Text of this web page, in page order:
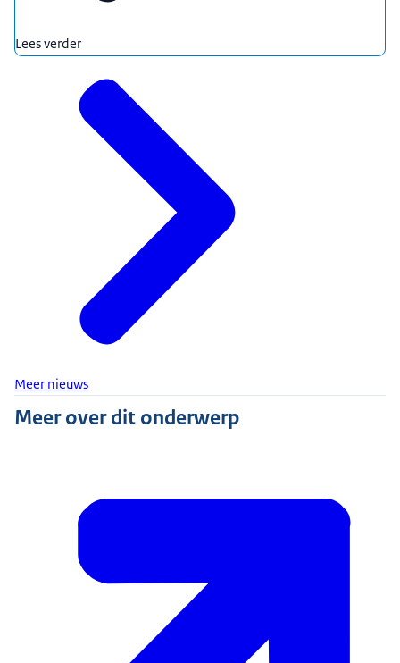
Lees verder
Meer nieuws
Meer over dit onderwerp